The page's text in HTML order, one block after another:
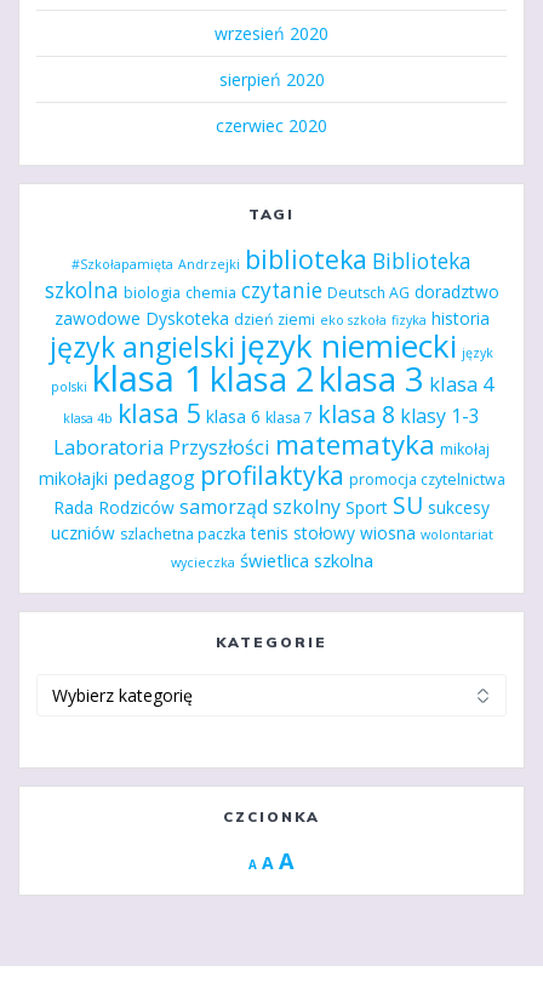
wrzesień 2020
sierpień 2020
czerwiec 2020
TAGI
#Szkołapamięta Andrzejki biblioteka Biblioteka
szkolna biologia chemia czytanie Deutsch AG doradztwo
zawodowe Dyskoteka dzień ziemi eko szkoła fizyka historia
język angielski język niemiecki język
polski klasa 1 klasa 2klasa 3 klasa 4
klasa 4b klasa 5 klasa 6 klasa 7 klasa 8 klasy 1-3
Laboratoria Przyszłości matematyka mikołaj
mikołajki pedagog profilaktyka promocja czytelnictwa
Rada Rodziców samorząd szkolny Sport SU sukcesy
uczniów szlachetna paczka tenis stołowy wiosna wolontariat
wycieczka świetlica szkolna
KATEGORIE
CZCIONKA
A Decrease
A Reset
A